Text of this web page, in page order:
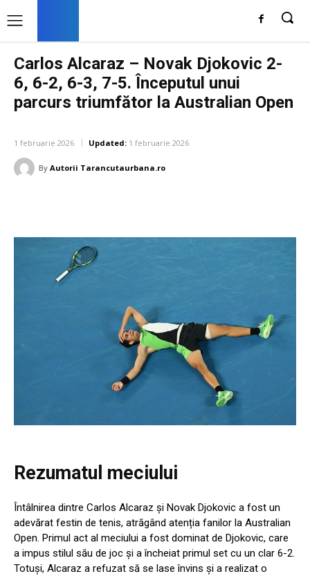
Carlos Alcaraz – Novak Djokovic 2-
6, 6-2, 6-3, 7-5. Începutul unui
parcurs triumfător la Australian Open
1 februarie 2026 Updated: 1 februarie 2026
By Autorii Tarancutaurbana.ro
Rezumatul meciului
Întâlnirea dintre Carlos Alcaraz și Novak Djokovic a fost un
adevărat festin de tenis, atrăgând atenția fanilor la Australian
Open. Primul act al meciului a fost dominat de Djokovic, care
a impus stilul său de joc și a încheiat primul set cu un clar 6-2.
Totuși, Alcaraz a refuzat să se lase învins și a realizat o